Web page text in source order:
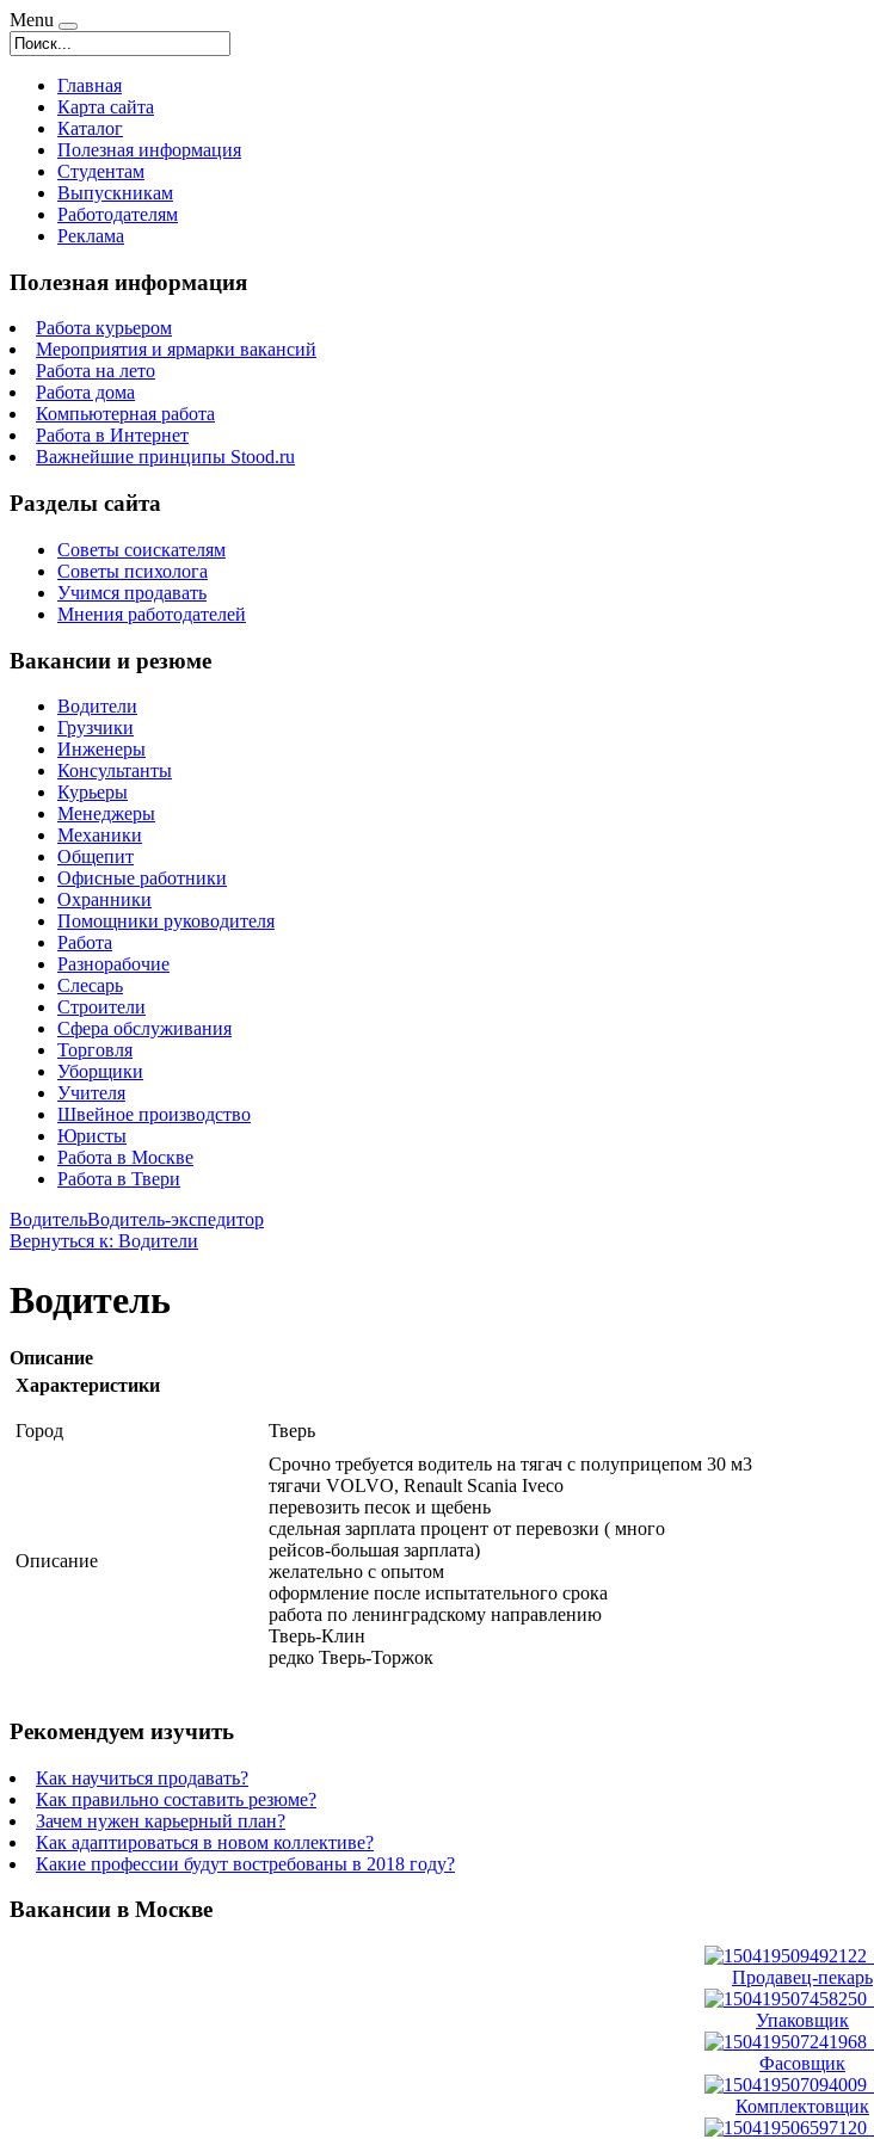
Menu
Главная
Карта сайта
Каталог
Полезная информация
Студентам
Выпускникам
Работодателям
Реклама
Полезная информация
Работа курьером
Мероприятия и ярмарки вакансий
Работа на лето
Работа дома
Компьютерная работа
Работа в Интернет
Важнейшие принципы Stood.ru
Разделы сайта
Советы соискателям
Советы психолога
Учимся продавать
Мнения работодателей
Вакансии и резюме
Водители
Грузчики
Инженеры
Консультанты
Курьеры
Менеджеры
Механики
Общепит
Офисные работники
Охранники
Помощники руководителя
Работа
Разнорабочие
Слесарь
Строители
Сфера обслуживания
Торговля
Уборщики
Учителя
Швейное производство
Юристы
Работа в Москве
Работа в Твери
ВодительВодитель-экспедитор
Вернуться к: Водители
Водитель
Описание
Характеристики
Город Тверь
Описание
Срочно требуется водитель на тягач с полуприцепом 30 м3
тягачи VOLVO, Renault Scania Iveco
перевозить песок и щебень
сдельная зарплата процент от перевозки ( много
рейсов-большая зарплата)
желательно с опытом
оформление после испытательного срока
работа по ленинградскому направлению
Тверь-Клин
редко Тверь-Торжок
Рекомендуем изучить
Как научиться продавать?
Как правильно составить резюме?
Зачем нужен карьерный план?
Как адаптироваться в новом коллективе?
Какие профессии будут востребованы в 2018 году?
Вакансии в Москве
Продавец-пекарь
Упаковщик
Фасовщик
Комплектовщик